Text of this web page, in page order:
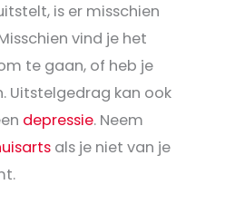
is er misschien
vind je het
te gaan, of heb je
Uitstelgedrag kan ook
depressie. Neem
als je niet van je